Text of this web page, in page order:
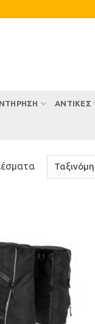
ΑΝΤΊΚΕΣ
Sorted
Επιθυμιών